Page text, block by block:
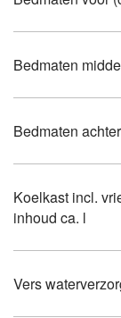
Bedmaten
Bedmaten
Koelkast incl.
inhoud ca. l
Vers